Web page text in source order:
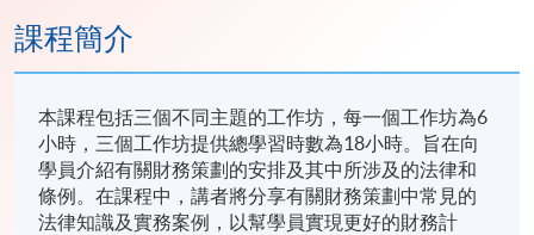
課程簡介
本課程包括三個不同主題的工作坊，每一個工作坊為6
小時，三個工作坊提供總學習時數為18小時。旨在向
學員介紹有關財務策劃的安排及其中所涉及的法律和
條例。在課程中，講者將分享有關財務策劃中常見的
法律知識及實務案例，以幫學員實現更好的財務計